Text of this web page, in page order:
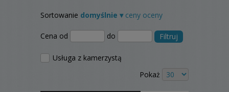
Sortowanie domyślnie ▾ ceny oceny
Cena od do Filtruj
Usługa z kamerzystą
Pokaż